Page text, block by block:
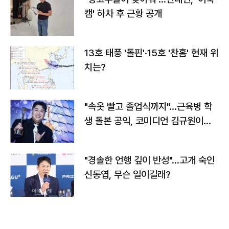
캠' 하차 후 근황 공개
13호 태풍 '돌핀'·15호 '찬홈' 현재 위
치는?
"속옷 빨고 졸업식까지"…근육병 학
생 돌본 공익, 코미디언 김규원이었
"경솔한 언행 깊이 반성"…고개 숙인
신동엽, 무슨 일이길래?